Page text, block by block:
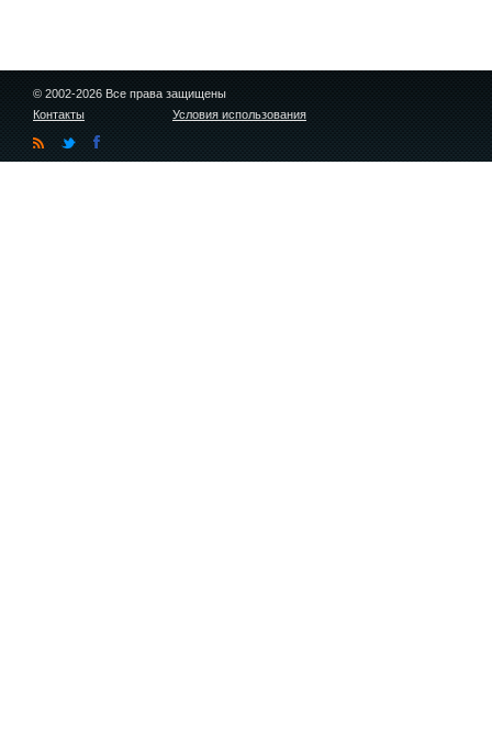
© 2002-2026 Все права защищены
Контакты
Условия использования